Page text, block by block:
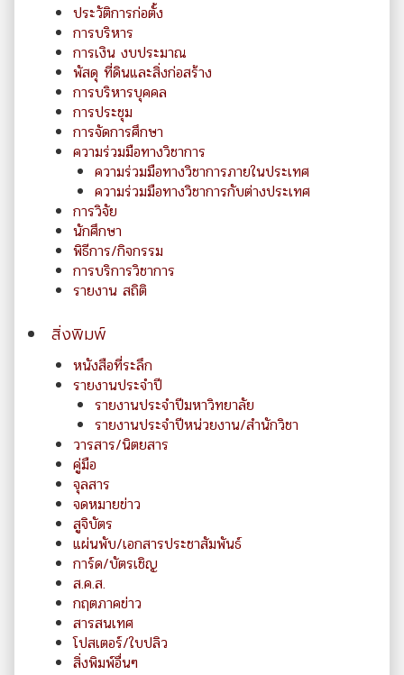
ประวัติการก่อตั้ง
การบริหาร
การเงิน งบประมาณ
พัสดุ ที่ดินและสิ่งก่อสร้าง
การบริหารบุคคล
การประชุม
การจัดการศึกษา
ความร่วมมือทางวิชาการ
ความร่วมมือทางวิชาการภายในประเทศ
ความร่วมมือทางวิชาการกับต่างประเทศ
การวิจัย
นักศึกษา
พิธีการ/กิจกรรม
การบริการวิชาการ
รายงาน สถิติ
สิ่งพิมพ์
หนังสือที่ระลึก
รายงานประจำปี
รายงานประจำปีมหาวิทยาลัย
รายงานประจำปีหน่วยงาน/สำนักวิชา
วารสาร/นิตยสาร
คู่มือ
จุลสาร
จดหมายข่าว
สูจิบัตร
แผ่นพับ/เอกสารประชาสัมพันธ์
การ์ด/บัตรเชิญ
ส.ค.ส.
กฤตภาคข่าว
สารสนเทศ
โปสเตอร์/ใบปลิว
สิ่งพิมพ์อื่นๆ